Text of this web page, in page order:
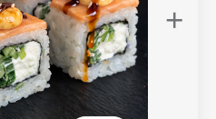
+